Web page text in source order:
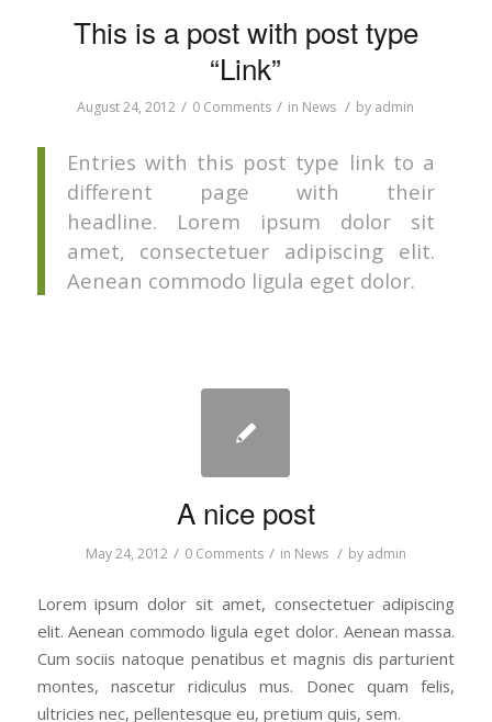
This is a post with post type
“Link”
August 24, 2012 / 0 Comments / in News / by admin
Entries with this post type link to a
different page with their
headline. Lorem ipsum dolor sit
amet, consectetuer adipiscing elit.
Aenean commodo ligula eget dolor.
A nice post
May 24, 2012 / 0 Comments / in News / by admin
Lorem ipsum dolor sit amet, consectetuer adipiscing
elit. Aenean commodo ligula eget dolor. Aenean massa.
Cum sociis natoque penatibus et magnis dis parturient
montes, nascetur ridiculus mus. Donec quam felis,
ultricies nec, pellentesque eu, pretium quis, sem.